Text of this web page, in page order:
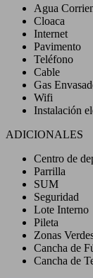
Agua
Cloaca
Internet
Pavimento
Teléfono
Cable
Gas
Wifi
Instalación
ADICIONALES
Centro de
Parrilla
SUM
Seguridad
Lote Interno
Pileta
Zonas
Cancha de
Cancha de